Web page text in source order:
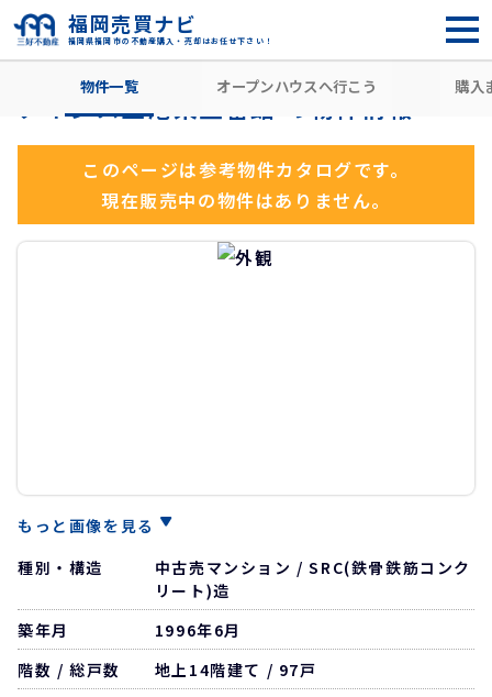
福岡県福岡市の不動産購入・売却はお任せ下さい！
福岡売買ナビ
住所から探す 糟屋郡志免町 福岡空港駅
物件一覧 オープンハウスへ行こう 購入
アネシス空港東五番館 の物件情報
このページは参考物件カタログです。
現在販売中の物件はありません。
もっと画像を見る
種別・構造
中古売マンション / SRC(鉄骨鉄筋コンク
リート)造
築年月
1996年6月
階数 / 総戸数
地上14階建て / 97戸